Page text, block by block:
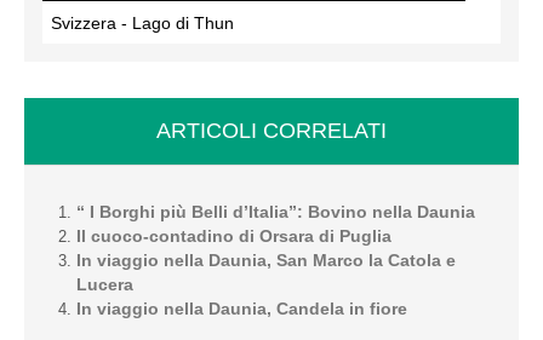
Svizzera - Lago di Thun
ARTICOLI CORRELATI
“ I Borghi più Belli d’Italia”: Bovino nella Daunia
Il cuoco-contadino di Orsara di Puglia
In viaggio nella Daunia, San Marco la Catola e
Lucera
In viaggio nella Daunia, Candela in fiore